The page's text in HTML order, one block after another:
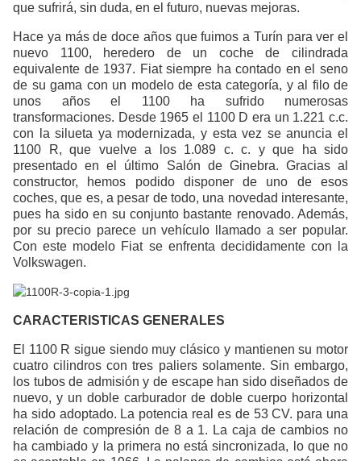
que sufrirá, sin duda, en el futuro, nuevas mejoras.
Hace ya más de doce años que fuimos a Turín para ver el
nuevo 1100, heredero de un coche de cilindrada
equivalente de 1937. Fiat siempre ha contado en el seno
de su gama con un modelo de esta categoría, y al filo de
unos años el 1100 ha sufrido numerosas
transformaciones. Desde 1965 el 1100 D era un 1.221 c.c.
con la silueta ya modernizada, y esta vez se anuncia el
1100 R, que vuelve a los 1.089 c. c. y que ha sido
presentado en el último Salón de Ginebra. Gracias al
constructor, hemos podido disponer de uno de esos
coches, que es, a pesar de todo, una novedad interesante,
pues ha sido en su conjunto bastante renovado. Además,
por su precio parece un vehículo llamado a ser popular.
Con este modelo Fiat se enfrenta decididamente con la
Volkswagen.
CARACTERISTICAS GENERALES
El 1100 R sigue siendo muy clásico y mantienen su motor
cuatro cilindros con tres paliers solamente. Sin embargo,
los tubos de admisión y de escape han sido diseñados de
nuevo, y un doble carburador de doble cuerpo horizontal
ha sido adoptado. La potencia real es de 53 CV. para una
relación de compresión de 8 a 1. La caja de cambios no
ha cambiado y la primera no está sincronizada, lo que no